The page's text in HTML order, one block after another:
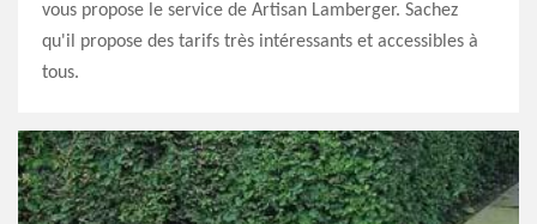
vous propose le service de Artisan Lamberger. Sachez
qu'il propose des tarifs très intéressants et accessibles à
tous.